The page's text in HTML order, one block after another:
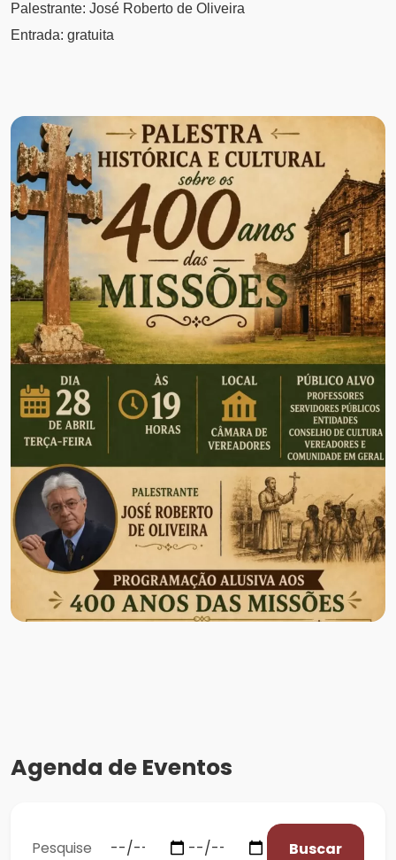
Palestrante: José Roberto de Oliveira
Entrada: gratuita
Agenda de Eventos
Buscar